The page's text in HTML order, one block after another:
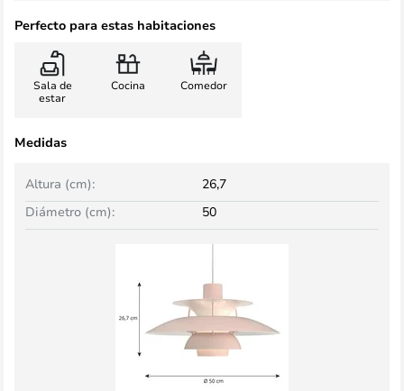
Perfecto para estas habitaciones
Sala de
estar
Cocina Comedor
Medidas
Altura (cm):
26,7
Diámetro (cm):
50